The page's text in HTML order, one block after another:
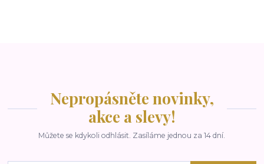
Nepropásněte novinky,
akce a slevy!
Můžete se kdykoli odhlásit. Zasíláme jednou za 14 dní.